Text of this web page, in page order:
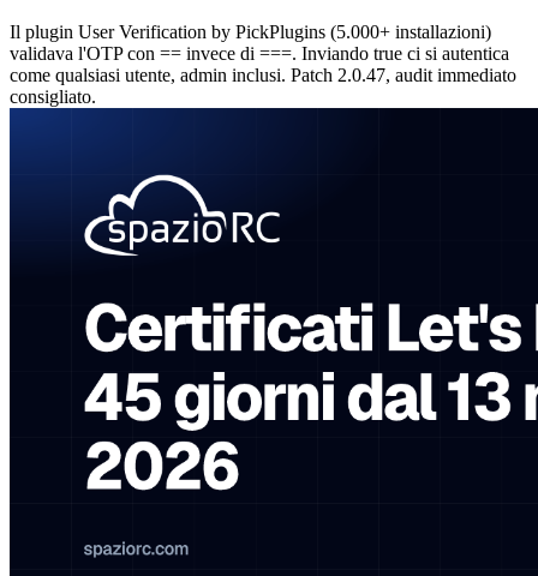
Il plugin User Verification by PickPlugins (5.000+ installazioni)
validava l'OTP con == invece di ===. Inviando true ci si autentica
come qualsiasi utente, admin inclusi. Patch 2.0.47, audit immediato
consigliato.